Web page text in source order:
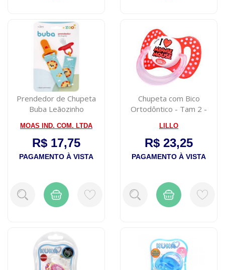
Prendedor de Chupeta
Buba Leãozinho
MOAS IND. COM. LTDA
R$ 17,75
PAGAMENTO À VISTA
Chupeta com Bico
Ortodôntico - Tam 2 -
LILLO
R$ 23,25
PAGAMENTO À VISTA